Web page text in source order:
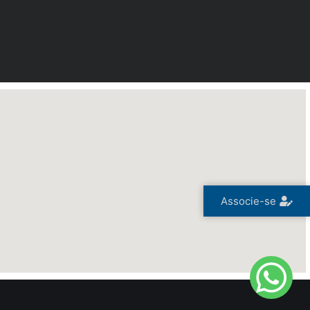
Associe-se